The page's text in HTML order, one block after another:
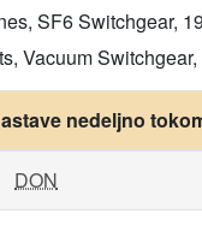
SF6 Switchgear,
Vacuum
nedeljno
DON